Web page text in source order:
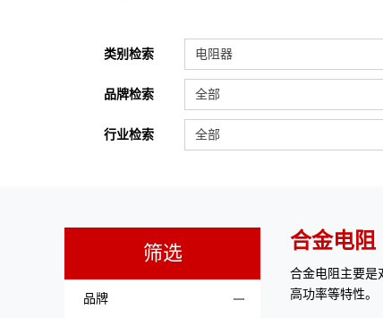
类别检索 电阻器
品牌检索 全部
行业检索 全部
筛选
品牌
合金电阻
合金电阻主要是
高功率等特性。